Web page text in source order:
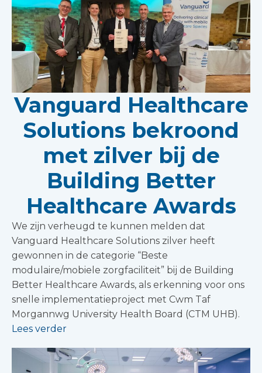
Vanguard Healthcare
Solutions bekroond
met zilver bij de
Building Better
Healthcare Awards
We zijn verheugd te kunnen melden dat
Vanguard Healthcare Solutions zilver heeft
gewonnen in de categorie “Beste
modulaire/mobiele zorgfaciliteit” bij de Building
Better Healthcare Awards, als erkenning voor ons
snelle implementatieproject met Cwm Taf
Morgannwg University Health Board (CTM UHB).
Lees verder